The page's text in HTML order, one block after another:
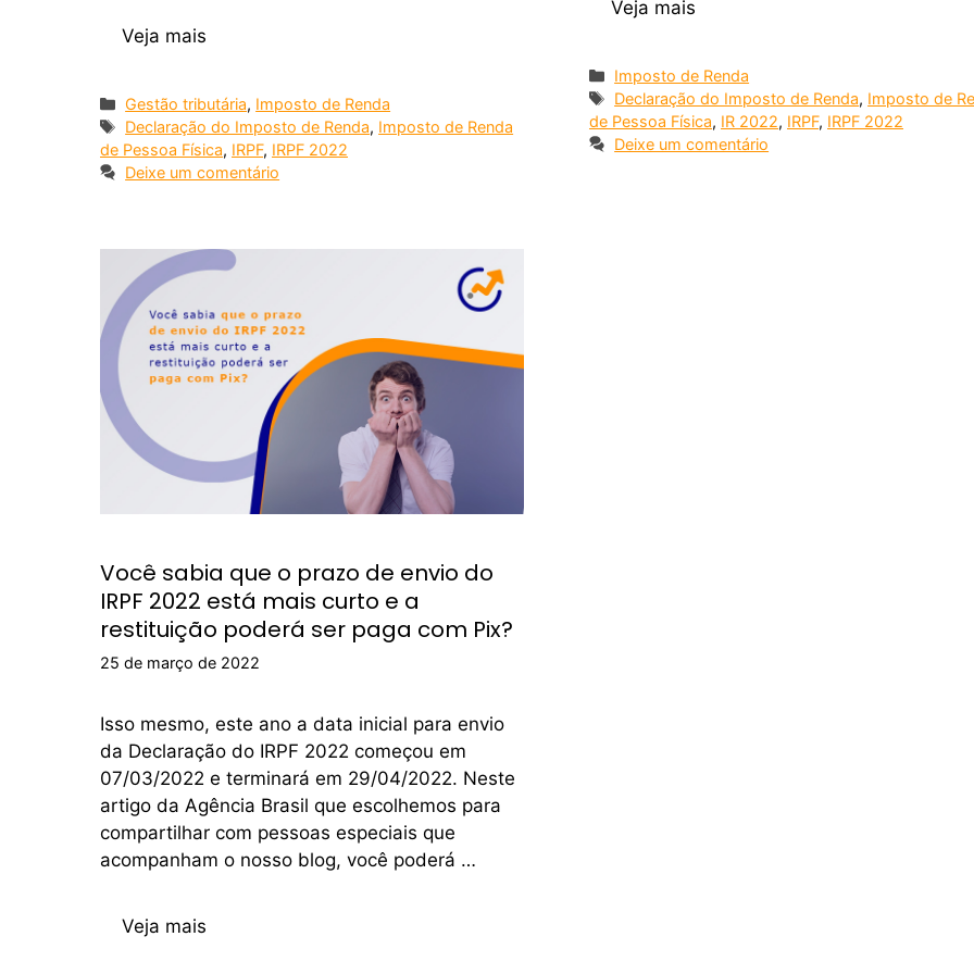
Veja mais
Gestão tributária, Imposto de Renda
Declaração do Imposto de Renda, Imposto de Renda
de Pessoa Física, IRPF, IRPF 2022
Deixe um comentário
Veja mais
Imposto de Renda
Declaração do Imposto de Renda, Imposto de
de Pessoa Física, IR 2022, IRPF, IRPF 2022
Deixe um comentário
Você sabia que o prazo de envio do
IRPF 2022 está mais curto e a
restituição poderá ser paga com Pix?
25 de março de 2022
Isso mesmo, este ano a data inicial para envio
da Declaração do IRPF 2022 começou em
07/03/2022 e terminará em 29/04/2022. Neste
artigo da Agência Brasil que escolhemos para
compartilhar com pessoas especiais que
acompanham o nosso blog, você poderá …
Veja mais